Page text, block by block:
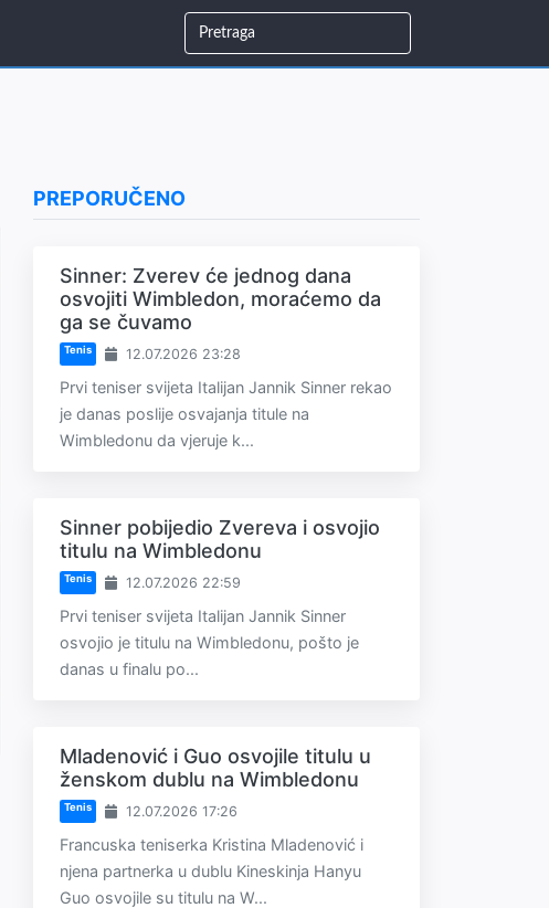
PREPORUČENO
Sinner: Zverev će jednog dana
osvojiti Wimbledon, moraćemo da
ga se čuvamo
Tenis 12.07.2026 23:28
Prvi teniser svijeta Italijan Jannik Sinner rekao
je danas poslije osvajanja titule na
Wimbledonu da vjeruje k...
Sinner pobijedio Zvereva i osvojio
titulu na Wimbledonu
Tenis 12.07.2026 22:59
Prvi teniser svijeta Italijan Jannik Sinner
osvojio je titulu na Wimbledonu, pošto je
danas u finalu po...
Mladenović i Guo osvojile titulu u
ženskom dublu na Wimbledonu
Tenis 12.07.2026 17:26
Francuska teniserka Kristina Mladenović i
njena partnerka u dublu Kineskinja Hanyu
Guo osvojile su titulu na W...